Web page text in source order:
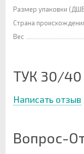
Размер упаковки
Страна
Вес
ТУК 30/
Написать отзыв
Вопрос-